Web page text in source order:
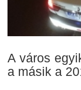
A város
a másik a